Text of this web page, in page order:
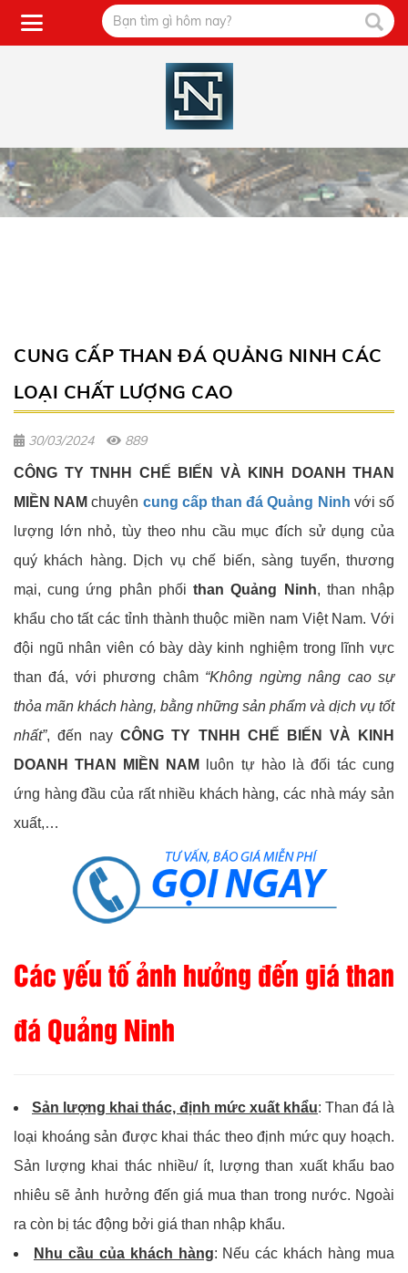
CUNG CẤP THAN ĐÁ QUẢNG NINH CÁC
LOẠI CHẤT LƯỢNG CAO
30/03/2024 889
CÔNG TY TNHH CHẾ BIẾN VÀ KINH DOANH THAN
MIỀN NAMchuyên cung cấp than đá Quảng Ninh với số
lượng lớn nhỏ, tùy theo nhu cầu mục đích sử dụng của
quý khách hàng. Dịch vụ chế biến, sàng tuyển, thương
mại, cung ứng phân phốithan Quảng Ninh, than nhập
khẩu cho tất các tỉnh thành thuộc miền nam Việt Nam. Với
đội ngũ nhân viên có bày dày kinh nghiệm trong lĩnh vực
than đá, với phương châm “Không ngừng nâng cao sự
thỏa mãn khách hàng, bằng những sản phẩm và dịch vụ tốt
nhất”, đến nayCÔNG TY TNHH CHẾ BIẾN VÀ KINH
DOANH THAN MIỀN NAM
luôn tự hào là đối tác cung
ứng hàng đầu của rất nhiều khách hàng, các nhà máy sản
xuất,…
Các yếu tố ảnh hưởng đến giá than
đá Quảng Ninh
Sản lượng khai thác, định mức xuất khẩu: Than đá là
loại khoáng sản được khai thác theo định mức quy hoạch.
Sản lượng khai thác nhiều/ ít, lượng than xuất khẩu bao
nhiêu sẽ ảnh hưởng đến giá mua than trong nước. Ngoài
ra còn bị tác động bởi giá than nhập khẩu.
Nhu cầu của khách hàng: Nếu các khách hàng mua